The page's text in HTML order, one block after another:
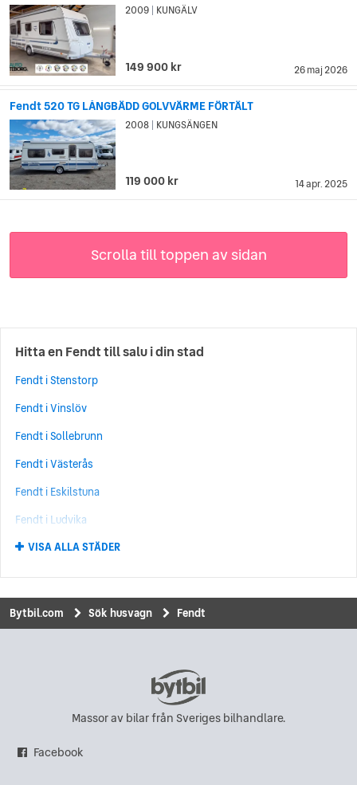
26 maj 2026
2009 KUNGÄLV
149 900 kr
Fendt 520 TG LÅNGBÄDD GOLVVÄRME FÖRTÄLT
14 apr. 2025
2008 KUNGSÄNGEN
119 000 kr
Scrolla till toppen av sidan
Hitta en Fendt till salu i din stad
Fendt i Stenstorp
Fendt i Vinslöv
Fendt i Sollebrunn
Fendt i Västerås
Fendt i Eskilstuna
Fendt i Ludvika
Fendt i Kristinehamn
Fendt i Södertälje
Fendt i Knivsta
Fendt i Hisings Kärra
VISA ALLA STÄDER
Bytbil.com Sök husvagn Fendt
Massor av bilar från Sveriges bilhandlare.
Facebook